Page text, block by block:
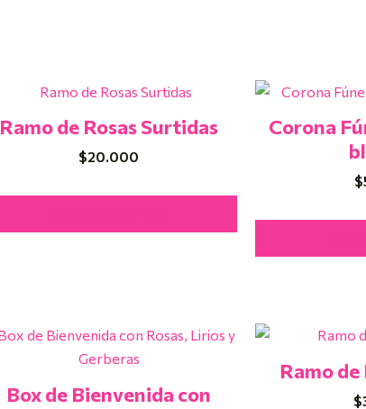
Ramo de Rosas Surtidas
$20.000
Corona
$
Box de Bienvenida con
Ramo
$